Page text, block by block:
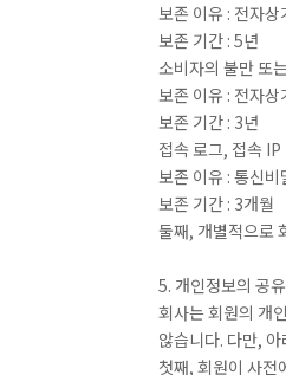
보존 이유 : 전자
보존 기간 : 5년
소비자의 불만 또
보존 이유 : 전자
보존 기간 : 3년
접속 로그, 접속
보존 이유 : 통신비
보존 기간 : 3개월
둘째, 개별적으로
5. 개인정보의 공
회사는 회원의 개
않습니다. 다만,
첫째, 회원이 사전